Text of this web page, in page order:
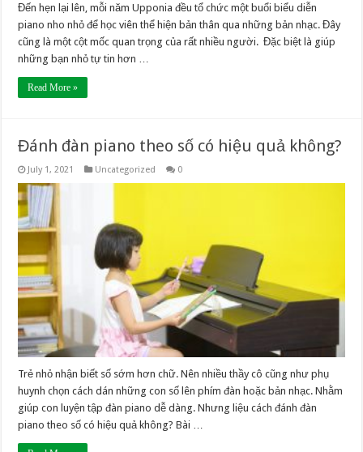
Đến hẹn lại lên, mỗi năm Upponia đều tổ chức một buổi biểu diễn
piano nho nhỏ để học viên thể hiện bản thân qua những bản nhạc. Đây
cũng là một cột mốc quan trọng của rất nhiều người. Đặc biệt là giúp
những bạn nhỏ tự tin hơn …
Read More »
Đánh đàn piano theo số có hiệu quả không?
July 1, 2021 Uncategorized 0
Trẻ nhỏ nhận biết số sớm hơn chữ. Nên nhiều thầy cô cũng như phụ
huynh chọn cách dán những con số lên phím đàn hoặc bản nhạc. Nhằm
giúp con luyện tập đàn piano dễ dàng. Nhưng liệu cách đánh đàn
piano theo số có hiệu quả không? Bài …